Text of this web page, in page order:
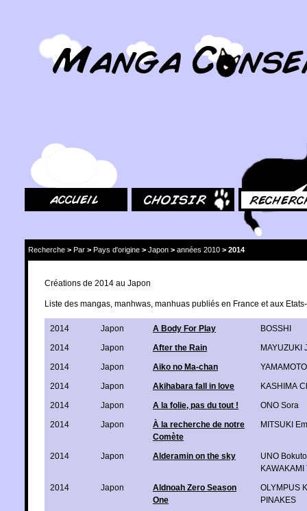
Recherche > Par > Pays d'origine > Japon > années 2010 > 2014
Créations de 2014 au Japon
Liste des mangas, manhwas, manhuas publiés en France et aux
2014 Japon A Body For Play
BOSSHI
2014
Japon After the Rain
MAYUZUKI
2014
Japon Aiko no Ma-chan
2014
Japon Akihabara fall in love
KASHIMA
2014
Japon A la folie, pas du tout !
ONO Sora
2014
Japon
À la recherche de notre
Comète
MITSUKI
2014 Japon Alderamin on the sky
UNO Bokuto
KAWAKAMI
2014
Japon
Aldnoah Zero Season
One
OLYMPUS
PINAKES